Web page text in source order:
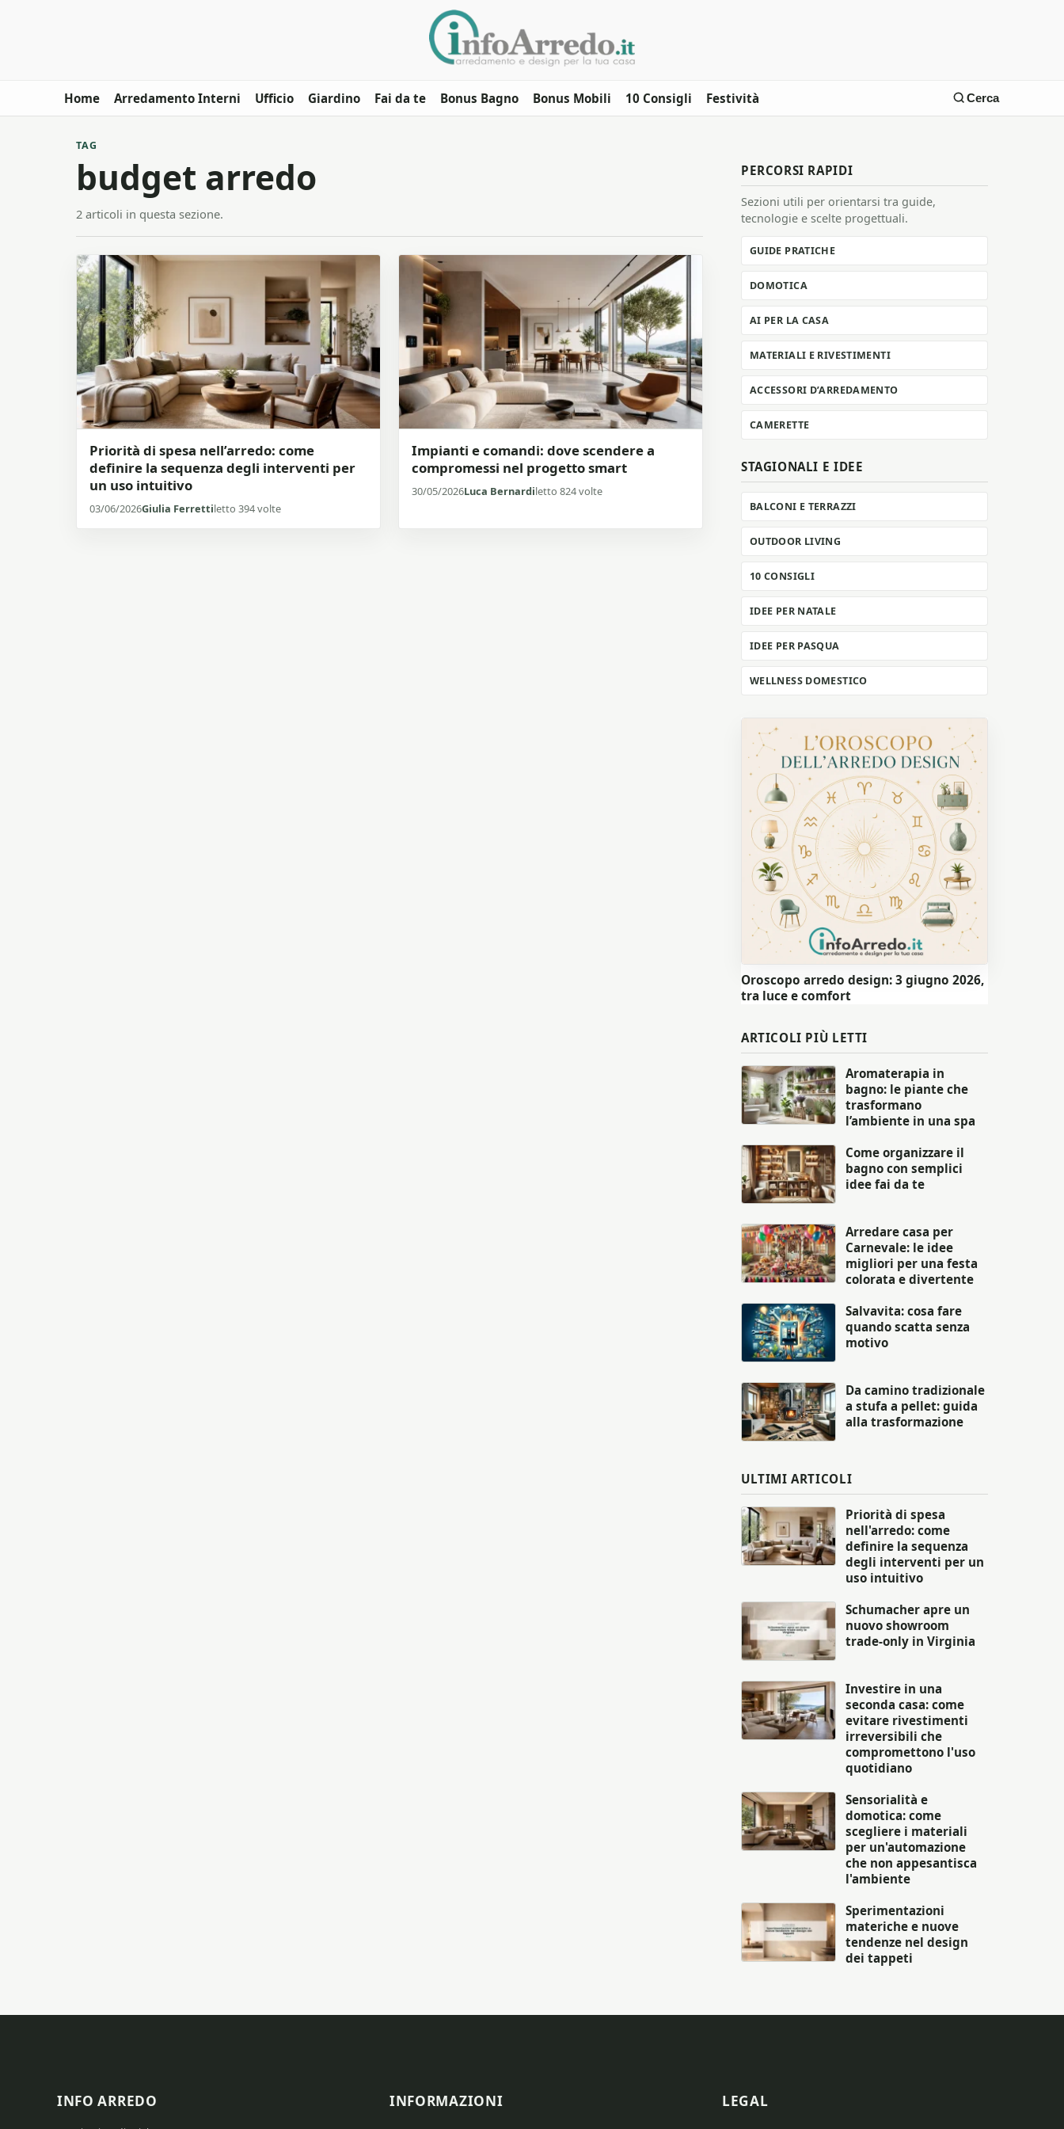
Home Arredamento Interni Ufficio Giardino Fai da te Bonus Bagno Bonus Mobili 10 Consigli Festività Cerca
TAG
budget arredo
2 articoli in questa sezione.
Priorità di spesa nell’arredo: come
definire la sequenza degli interventi per
un uso intuitivo
03/06/2026Giulia Ferrettiletto 394 volte
Impianti e comandi: dove scendere a
compromessi nel progetto smart
30/05/2026Luca Bernardiletto 824 volte
PERCORSI RAPIDI
Sezioni utili per orientarsi tra guide,
tecnologie e scelte progettuali.
GUIDE PRATICHE
DOMOTICA
AI PER LA CASA
MATERIALI E RIVESTIMENTI
ACCESSORI D’ARREDAMENTO
CAMERETTE
STAGIONALI E IDEE
BALCONI E TERRAZZI
OUTDOOR LIVING
10 CONSIGLI
IDEE PER NATALE
IDEE PER PASQUA
WELLNESS DOMESTICO
Oroscopo arredo design: 3 giugno 2026,
tra luce e comfort
ARTICOLI PIÙ LETTI
Aromaterapia in
bagno: le piante che
trasformano
l’ambiente in una spa
Come organizzare il
bagno con semplici
idee fai da te
Arredare casa per
Carnevale: le idee
migliori per una festa
colorata e divertente
Salvavita: cosa fare
quando scatta senza
motivo
Da camino tradizionale
a stufa a pellet: guida
alla trasformazione
ULTIMI ARTICOLI
Priorità di spesa
nell'arredo: come
definire la sequenza
degli interventi per un
uso intuitivo
Schumacher apre un
nuovo showroom
trade-only in Virginia
Investire in una
seconda casa: come
evitare rivestimenti
irreversibili che
compromettono l'uso
quotidiano
Sensorialità e
domotica: come
scegliere i materiali
per un'automazione
che non appesantisca
l'ambiente
Sperimentazioni
materiche e nuove
tendenze nel design
dei tappeti
INFO ARREDO INFORMAZIONI LEGAL